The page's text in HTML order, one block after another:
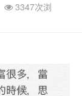
3347次浏